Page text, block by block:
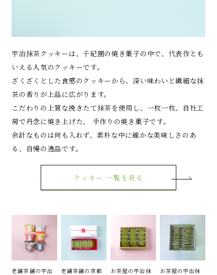
宇治抹茶クッキーは、千紀園の焼き菓子の中で、代表作とも
いえる人気のクッキーです。
ざくざくとした食感のクッキーから、深い味わいと繊細な抹
茶の香りが上品に広がります。
こだわりの上質な挽きたて抹茶を使用し、一枚一枚、自社工
房で丹念に焼き上げた、 手作りの焼き菓子です。
余計なものは何も入れず、素朴な中に確かな美味しさのあ
る、自慢の逸品です。
クッキー 一覧を見る
老舗茶舗の宇治
老舗茶舗の京都
お茶屋の宇治抹
お茶屋の宇治抹